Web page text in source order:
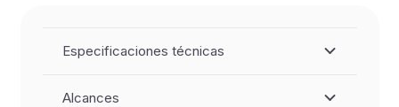
Especificaciones técnicas
Alcances